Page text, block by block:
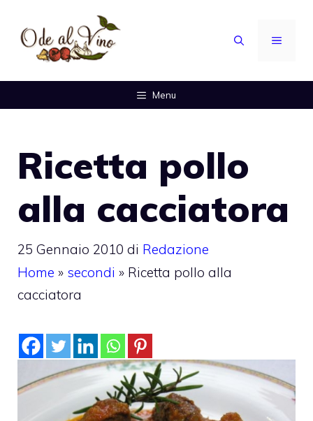
contenuto
MENU
Menu
Ricetta pollo
alla cacciatora
25 Gennaio 2010 di Redazione
Home » secondi » Ricetta pollo alla
cacciatora